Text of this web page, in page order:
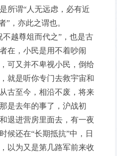
所谓“人无远虑，必有近
”，亦此之谓也。
越尊俎而代之”，也是古
在，小民是用不着吵闹
可又并不卑视小民，倒给
就是听你专门去救宇宙和
古至今，相沿不废，将来
是去年的事了，沪战初
退进营房里面去，有一夜
候还在“长期抵抗”中，日
以为又是第几路军前来收